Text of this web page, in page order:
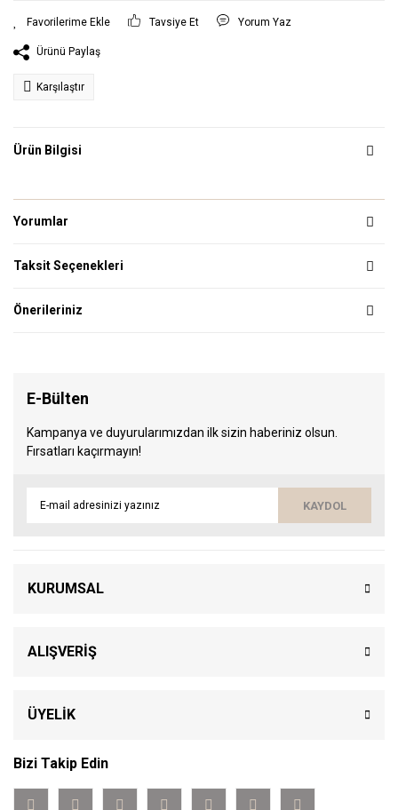
Tavsiye Et Yorum Yaz
Ürünü Paylaş
Karşılaştır
Ürün Bilgisi
Yorumlar
Taksit Seçenekleri
Önerileriniz
E-Bülten
Kampanya ve duyurularımızdan ilk sizin haberiniz olsun.
Fırsatları kaçırmayın!
KAYDOL
KURUMSAL
ALIŞVERİŞ
ÜYELİK
Bizi Takip Edin